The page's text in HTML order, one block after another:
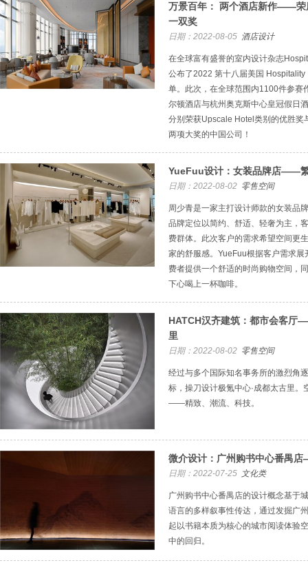
万景百年： 两个酒店新作——荣
一双奖
日期：2022-08-05 酒店设计
在全球富有盛誉的室内设计杂志
公布了2022 第十八届美国
单。此次，在全球范围内1100件参赛
尔顿酒店与杭州奥克斯中心皇冠假日
分别荣获Upscale Hotel类别的优胜奖
两项大奖的中国公司！
YueFuu设计：女装品牌店——
日期：2022-08-02 零售空间
周少青是一家主打设计师款的女装品
品牌定位以简约、舒适、轻奢为主，
费群体。此次客户的需求希望空间更
家的舒服感。YueFuu根据客户需求
费者提供一个舒适的时尚购物空间，
下心喝上一杯咖啡。
HATCH汉齐建筑：都市会客厅
里
日期：2022-08-02 零售空间
经过与多个国际知名事务所的激烈角
标，操刀设计极氪中心·成都太古里
——精致、潮流、科技。
微介设计：广州购书中心番禺
日期：2022-07-25 文化类
广州购书中心番禺店的设计概念基于
语言的多样叙事性传达，通过发掘广
起以书籍本质为核心的城市阅读体验
中的回归。